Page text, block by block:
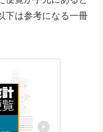
下は参考になる一冊